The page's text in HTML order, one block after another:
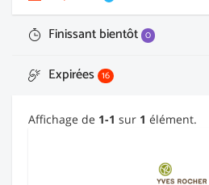
Finissant bientôt 0
Expirées 16
Affichage de 1-1 sur 1 élément.